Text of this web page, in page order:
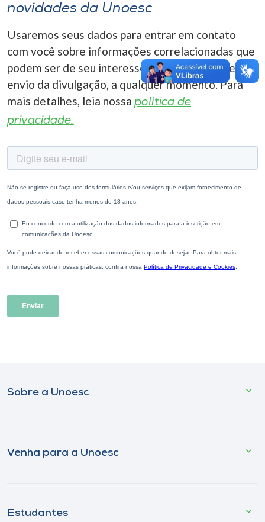
novidades da Unoesc
Usaremos seus dados para entrar em contato
com você sobre informações correlacionadas que
podem ser de seu interesse. Você pode cancelar o
envio da divulgação, a qualquer momento. Para
mais detalhes, leia nossa política de
privacidade.
Sobre a Unoesc
Venha para a Unoesc
Estudantes